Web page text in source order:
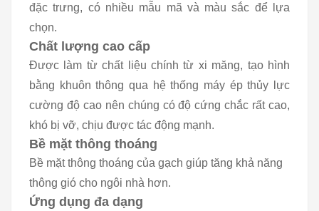
đặc trưng, có nhiều mẫu mã và màu sắc để lựa
chọn.
Chất lượng cao cấp
Được làm từ chất liệu chính từ xi măng, tạo hình
bằng khuôn thông qua hệ thống máy ép thủy lực
cường độ cao nên chúng có độ cứng chắc rất cao,
khó bị vỡ, chịu được tác động mạnh.
Bề mặt thông thoáng
Bề mặt thông thoáng của gạch giúp tăng khả năng
thông gió cho ngôi nhà hơn.
Ứng dụng đa dạng